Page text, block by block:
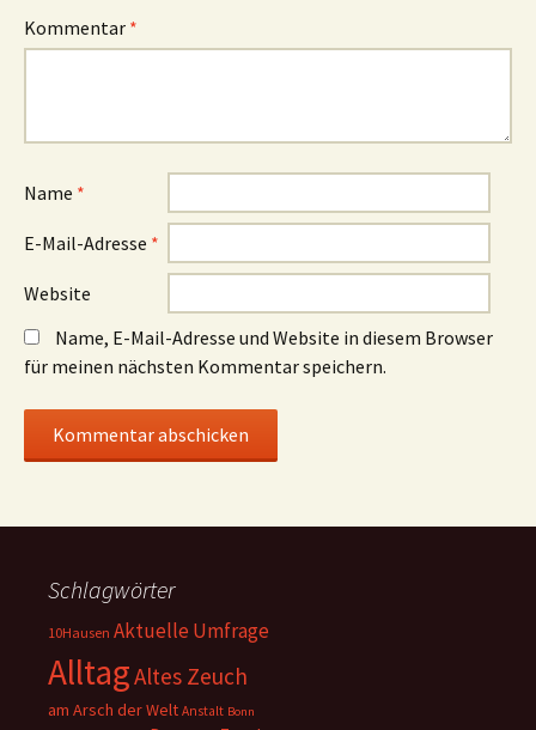
Kommentar *
Name *
E-Mail-Adresse *
Website
Name, E-Mail-Adresse und Website in diesem Browser
für meinen nächsten Kommentar speichern.
Schlagwörter
10Hausen Aktuelle Umfrage
AlltagAltes Zeuch
am Arsch der Welt Anstalt Bonn